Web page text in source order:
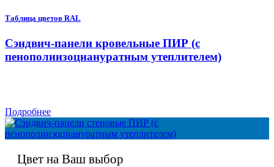
Таблица цветов RAL
Сэндвич-панели кровельные ПИР (с
пенополиизоциануратным утеплителем)
Подробнее
Цвет на Ваш выбор